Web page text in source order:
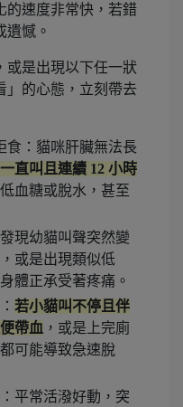
的速度非常快，若錯
遺憾。
或是出現以下任一狀
」的心態，立刻帶去
食：貓咪肝臟無法長
直叫且連續 12 小時
血糖或脫水，甚至
現幼貓叫聲突然變
或是出現類似低
體正承受著疼痛。
若小貓叫不停且伴
帶血 ，或是上完廁
可能導致急速脫
平常活潑好動，突